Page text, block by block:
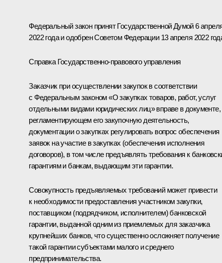
Федеральный закон принят Государственной Думой 6
2022 года и одобрен Советом Федерации 13 апреля 2022
Справка Государственно-правового управления
Заказчик при осуществлении закупок в соответствии
с Федеральным законом «О закупках товаров, работ, услуг
отдельными видами юридических лиц» вправе в документе,
регламентирующем его закупочную деятельность,
документации о закупках регулировать вопрос обеспечения
заявок на участие в закупках (обеспечения исполнения
договоров), в том числе предъявлять требования к
гарантиям и банкам, выдающим эти гарантии.
Совокупность предъявляемых требований может привести
к необходимости предоставления участником закупки,
поставщиком (подрядчиком, исполнителем) банковской
гарантии, выданной одним из приемлемых для заказчика
крупнейших банков, что существенно осложняет получение
такой гарантии субъектами малого и среднего
предпринимательства.